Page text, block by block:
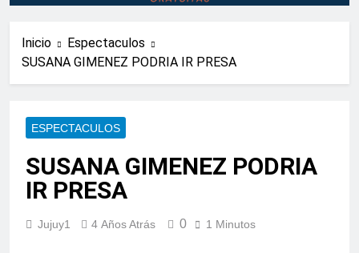
Inicio
Espectaculos
SUSANA GIMENEZ PODRIA IR PRESA
ESPECTACULOS
SUSANA GIMENEZ PODRIA
IR PRESA
Jujuy1 4 Años Atrás 0 1 Minutos